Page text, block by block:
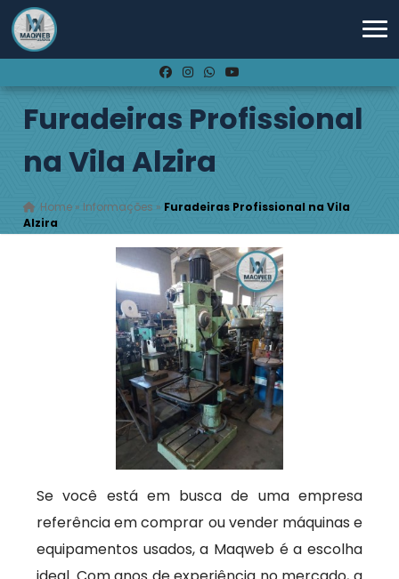
Furadeiras Profissional
na Vila Alzira
Home » Informações » Furadeiras Profissional na Vila
Alzira
Se você está em busca de uma empresa
referência em comprar ou vender máquinas e
equipamentos usados, a Maqweb é a escolha